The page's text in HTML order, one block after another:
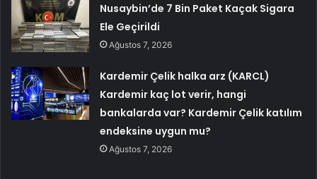
Nusaybin’de 7 Bin Paket Kaçak Sigara
Ele Geçirildi
Ağustos 7, 2026
Kardemir Çelik halka arz (KARCL)
Kardemir kaç lot verir, hangi
bankalarda var? Kardemir Çelik katılım
endeksine uygun mu?
Ağustos 7, 2026